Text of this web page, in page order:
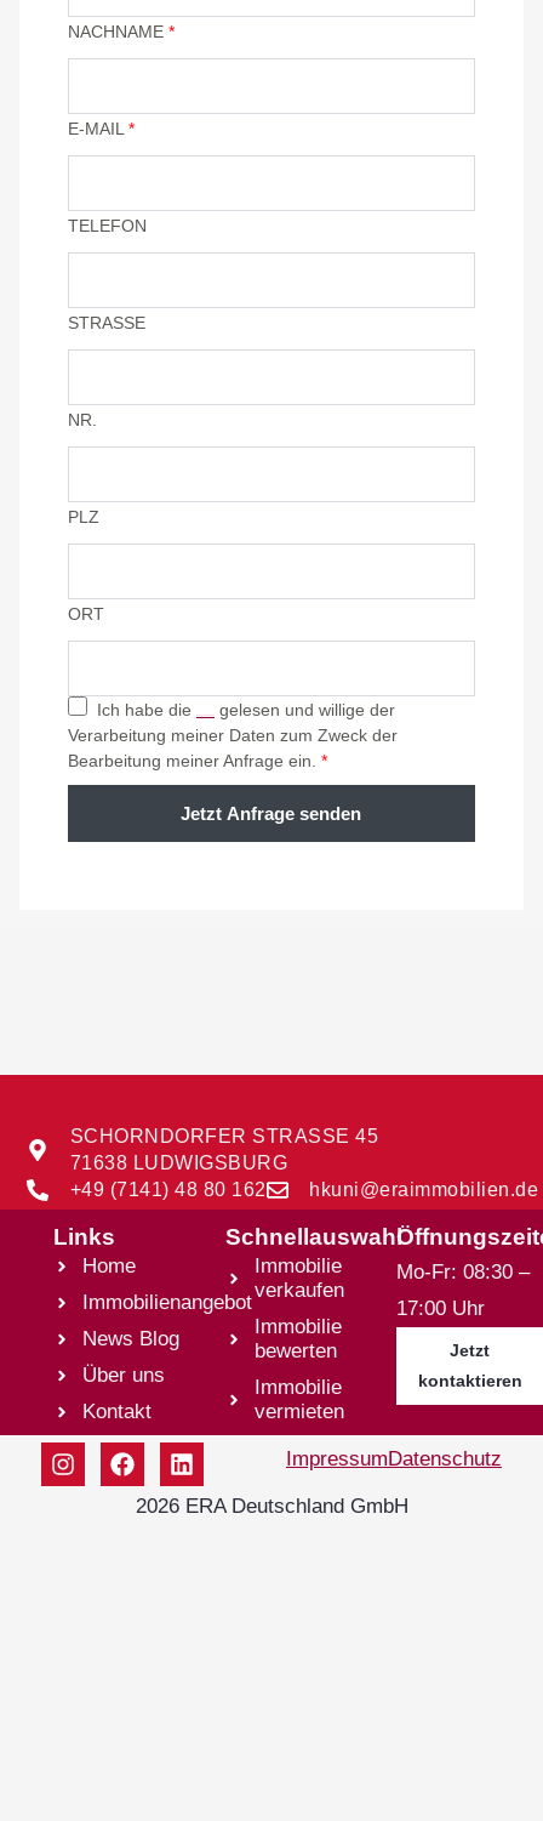
NACHNAME *
E-MAIL *
TELEFON
STRASSE
NR.
PLZ
ORT
Ich habe die
gelesen und willige der
Verarbeitung meiner Daten zum Zweck der
Bearbeitung meiner Anfrage ein. *
Jetzt Anfrage senden
SCHORNDORFER STRASSE 45
71638 LUDWIGSBURG
+49 (7141) 48 80 162
hkuni@eraimmobilien.de
Links
Home
Immobilienangebot
News Blog
Über uns
Kontakt
Schnellauswahl
Immobilie
verkaufen
Immobilie
bewerten
Immobilie
vermieten
Mo-Fr: 08:30 –
17:00 Uhr
Jetzt
kontaktieren
ImpressumDatenschutz
2026 ERA Deutschland GmbH